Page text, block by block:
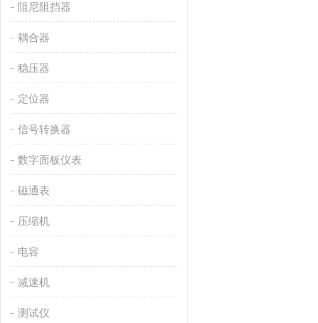
阻尼阻挡器
耦合器
稳压器
定位器
信号转换器
数字面板仪表
磁通表
压缩机
电容
减速机
测试仪